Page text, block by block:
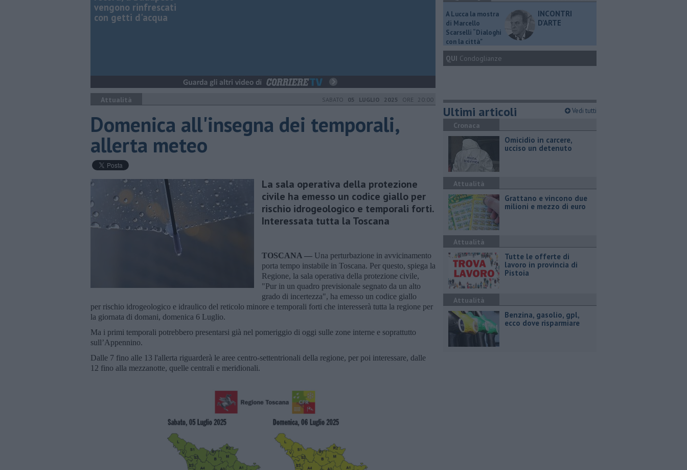
vengono rinfrescati
con getti d'acqua
Attualità SABATO 05 LUGLIO 2025 ORE 20:00
Domenica all'insegna dei temporali,
allerta meteo
La sala operativa della protezione
civile ha emesso un codice giallo per
rischio idrogeologico e temporali forti.
Interessata tutta la Toscana
TOSCANA — Una perturbazione in avvicinamento
porta tempo instabile in Toscana. Per questo, spiega la
Regione, la sala operativa della protezione civile,
"Pur in un quadro previsionale segnato da un alto
grado di incertezza", ha emesso un codice giallo
per rischio idrogeologico e idraulico del reticolo minore e temporali forti che interesserà tutta la regione per
la giornata di domani, domenica 6 Luglio.
Ma i primi temporali potrebbero presentarsi già nel pomeriggio di oggi sulle zone interne e soprattutto
sull’Appennino.
Dalle 7 fino alle 13 l'allerta riguarderà le aree centro-settentrionali della regione, per poi interessare, dalle
12 fino alla mezzanotte, quelle centrali e meridionali.
A Lucca la mostra
di Marcello
Scarselli “Dialoghi
con la città"
INCONTRI
D'ARTE
QUI Condoglianze
Ultimi articoli Vedi tutti
Cronaca
Omicidio in carcere,
ucciso un detenuto
Attualità
Grattano e vincono due
milioni e mezzo di euro
Attualità
​Tutte le offerte di
lavoro in provincia di
Pistoia
Attualità
​Benzina, gasolio, gpl,
ecco dove risparmiare